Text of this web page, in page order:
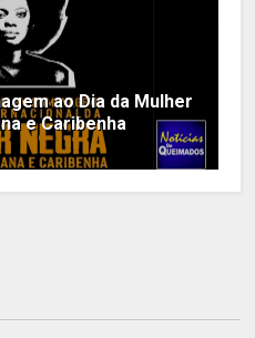
ao Dia da Mulher
e Caribenha